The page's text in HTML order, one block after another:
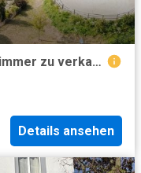
Luxuriöses Landhaus 13 Schlafzimmer zu verkaufen in Eichenhof 1, Haiger, Regierungsbezirk Gießen, Hessen
Details ansehen